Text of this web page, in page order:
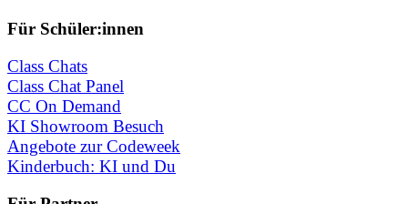
Für Schüler:innen
Class Chats
Class Chat Panel
CC On Demand
KI Showroom Besuch
Angebote zur Codeweek
Kinderbuch: KI und Du